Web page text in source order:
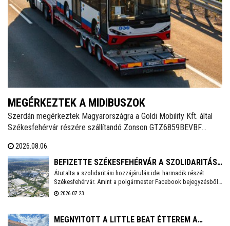
MEGÉRKEZTEK A MIDIBUSZOK
Szerdán megérkeztek Magyarországra a Goldi Mobility Kft. által
Székesfehérvár részére szállítandó Zonson GTZ6859BEVBF
hosszú járműveket nettó 126,23 millió forintos darabonkénti
vételáron szerzi be Székesfehérvár.
2026.08.06.
BEFIZETTE SZÉKESFEHÉRVÁR A SZOLIDARITÁSI
HOZZÁJÁRULÁS AKTUÁLIS RÉSZLETÉT
Átutalta a szolidaritási hozzájárulás idei harmadik részét
Székesfehérvár. Amint a polgármester Facebook bejegyzésből
kiderül, idén még 3,6 milliárd forintot kell befizetnie a városnak.
2026.07.23.
MEGNYITOTT A LITTLE BEAT ÉTTEREM A